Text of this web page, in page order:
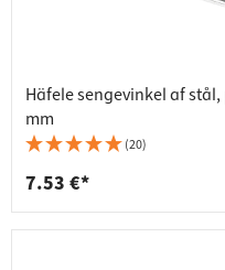
Häfele sengevinkel af
mm
(20)
7.53 €*